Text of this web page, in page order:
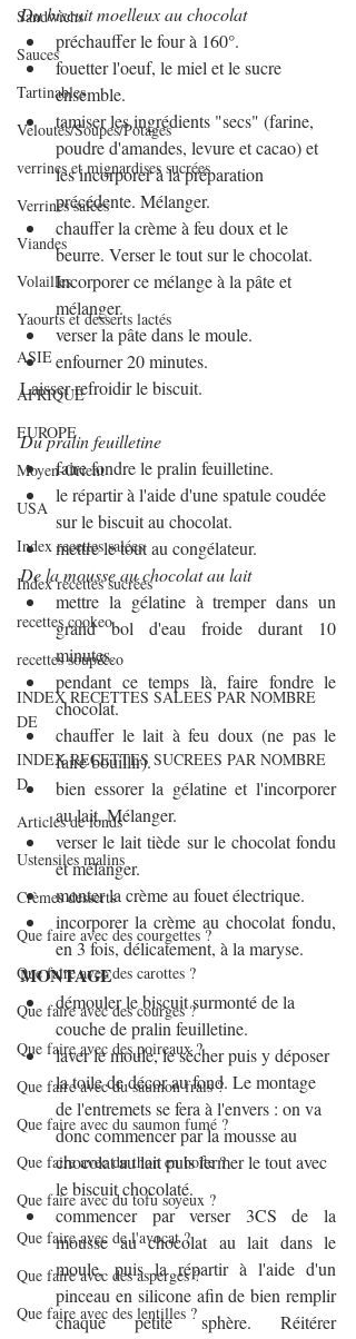
Sandwichs
Sauces
Tartinables
Veloutés/Soupes/Potages
verrines et mignardises sucrées
Verrines salées
Viandes
Volailles
Yaourts et desserts lactés
ASIE
AFRIQUE
EUROPE
Moyen-Orient
USA
Index recettes salées
Index recettes sucrées
recettes cookeo
recettes soup&co
INDEX RECETTES SALEES PAR NOMBRE
DE
INDEX RECETTES SUCREES PAR NOMBRE
D
Articles de fonds
Ustensiles malins
Crèmes desserts
Que faire avec des courgettes ?
Que faire avec des carottes ?
Que faire avec des courges ?
Que faire avec des poireaux ?
Que faire avec du saumon frais ?
Que faire avec du saumon fumé ?
Que faire avec du thon en boîte ?
Que faire avec du tofu soyeux ?
Que faire avec de l'avocat ?
Que faire avec des asperges ?
Que faire avec des lentilles ?
Du biscuit moelleux au chocolat
préchauffer le four à 160°.
fouetter l'oeuf, le miel et le sucre
ensemble.
tamiser les ingrédients "secs" (farine,
poudre d'amandes, levure et cacao) et
les incorporer à la préparation
précédente. Mélanger.
chauffer la crème à feu doux et le
beurre. Verser le tout sur le chocolat.
Incorporer ce mélange à la pâte et
mélanger.
verser la pâte dans le moule.
enfourner 20 minutes.
Laisser refroidir le biscuit.
Du pralin feuilletine
faire fondre le pralin feuilletine.
le répartir à l'aide d'une spatule coudée
sur le biscuit au chocolat.
mettre le tout au congélateur.
De la mousse au chocolat au lait
mettre la gélatine à tremper dans un
grand bol d'eau froide durant 10
minutes.
pendant ce temps là, faire fondre le
chocolat.
chauffer le lait à feu doux (ne pas le
faire bouillir).
bien essorer la gélatine et l'incorporer
au lait. Mélanger.
verser le lait tiède sur le chocolat fondu
et mélanger.
monter la crème au fouet électrique.
incorporer la crème au chocolat fondu,
en 3 fois, délicatement, à la maryse.
MONTAGE
démouler le biscuit surmonté de la
couche de pralin feuilletine.
laver le moule, le sécher puis y déposer
la toile de décor au fond. Le montage
de l'entremets se fera à l'envers : on va
donc commencer par la mousse au
chocolat au lait puis fermer le tout avec
le biscuit chocolaté.
commencer par verser 3CS de la
mousse au chocolat au lait dans le
moule, puis la répartir à l'aide d'un
pinceau en silicone afin de bien remplir
chaque petite sphère. Réitérer